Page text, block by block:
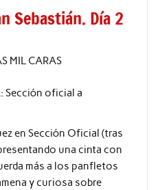
Sebastián. Día 2
MIL CARAS
Sección oficial a
en Sección Oficial (tras
una cinta con
más a los panfletos
y curiosa sobre